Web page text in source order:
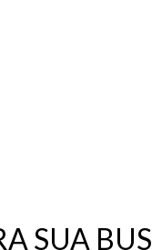
SUA